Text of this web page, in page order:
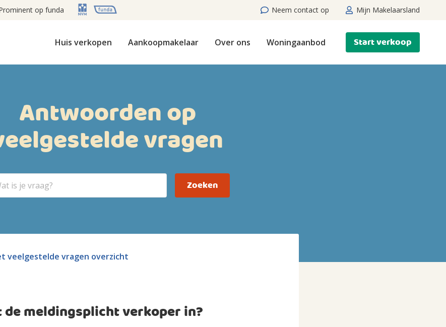
op funda Neem contact op Mijn Makelaarsland
Huis verkopen Aankoopmakelaar Over ons Woningaanbod Start verkoop
Antwoorden op
vragen
Zoeken
veelgestelde vragen overzicht
de meldingsplicht verkoper in?